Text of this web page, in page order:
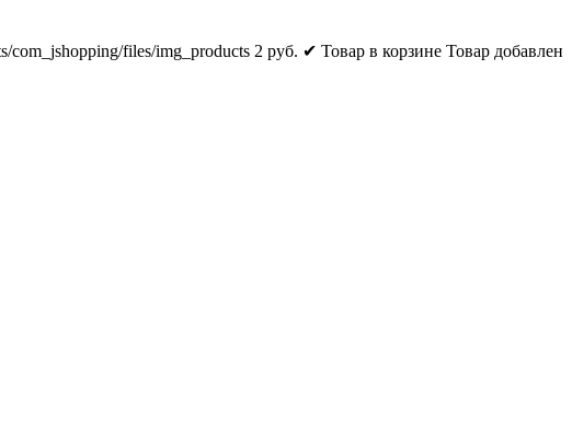
com_jshopping/files/img_products 2 руб. ✔ Товар в корзине Товар добавлен